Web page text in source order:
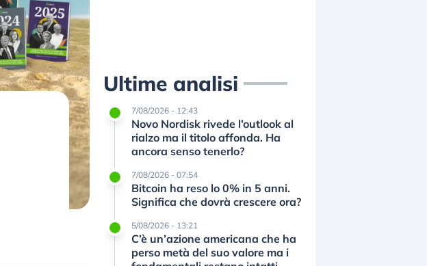
Ultime analisi
7/08/2026 - 12:43
Novo Nordisk rivede l’outlook al
rialzo ma il titolo affonda. Ha
ancora senso tenerlo?
7/08/2026 - 07:54
Bitcoin ha reso lo 0% in 5 anni.
Significa che dovrà crescere ora?
5/08/2026 - 13:21
C’è un’azione americana che ha
perso metà del suo valore ma i